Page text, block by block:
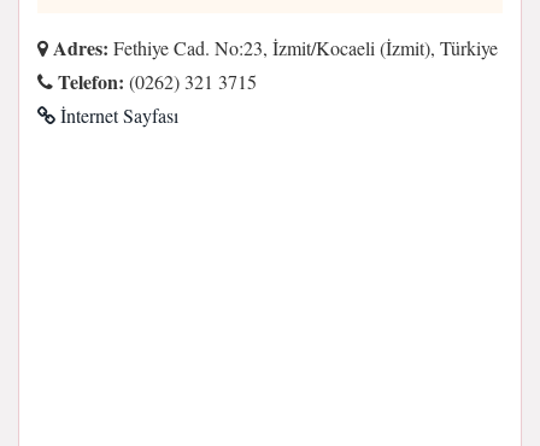
Adres: Fethiye Cad. No:23, İzmit/Kocaeli (İzmit), Türkiye
Telefon: (0262) 321 3715
İnternet Sayfası